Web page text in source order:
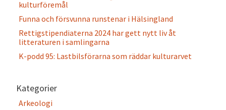
kulturföremål
Funna och försvunna runstenar i Hälsingland
Rettigstipendiaterna 2024 har gett nytt liv åt
litteraturen i samlingarna
K-podd 95: Lastbilsförarna som räddar kulturarvet
Kategorier
Arkeologi